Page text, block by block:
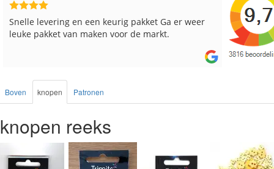
Reeds meerdere keren breigaren en breinaalden
besteld, altijd heel tevreden over de service.
Snelle
Boven knopen Patronen
knopen reeks